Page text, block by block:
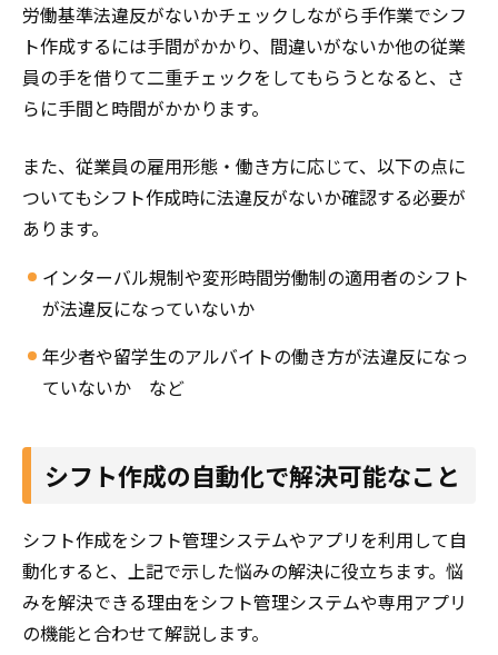
労働基準法違反がないかチェックしながら手作業でシフ
ト作成するには手間がかかり、間違いがないか他の従業
員の手を借りて二重チェックをしてもらうとなると、さ
らに手間と時間がかかります。
また、従業員の雇用形態・働き方に応じて、以下の点に
ついてもシフト作成時に法違反がないか確認する必要が
あります。
インターバル規制や変形時間労働制の適用者のシフト
が法違反になっていないか
年少者や留学生のアルバイトの働き方が法違反になっ
ていないか など
シフト作成の自動化で解決可能なこと
シフト作成をシフト管理システムやアプリを利用して自
動化すると、上記で示した悩みの解決に役立ちます。悩
みを解決できる理由をシフト管理システムや専用アプリ
の機能と合わせて解説します。